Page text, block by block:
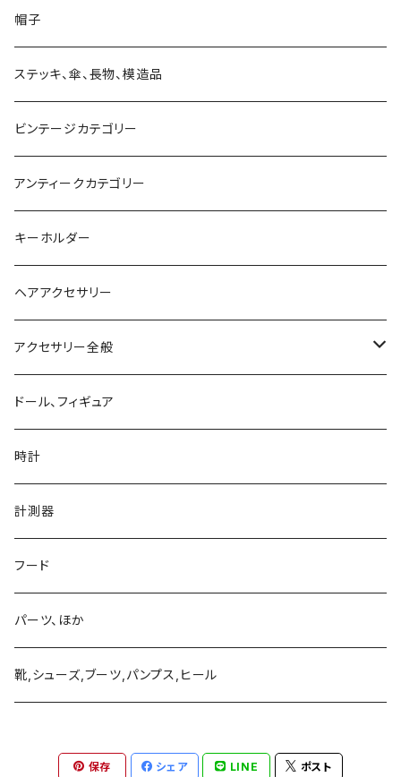
ソックス、レギンス
マフラー、ストール、スカーフ
ベスト
マスク
望遠鏡、単眼鏡、双眼鏡、ルーペ
付けエリ
手首、足首
造形
キャンドルスタンド
財布
バッグ
帽子
ステッキ、傘、長物、模造品
ビンテージカテゴリー
アンティークカテゴリー
キーホルダー
ヘアアクセサリー
アクセサリー全般
シルバーアクセサリー
ネックレス、ペンダント
ブレスレット、バングル
真鍮、銅、ニッケル、非鉄金属アクセサリー
ネックレス、ペンダント
ブレスレット、バングル
アクリル、レジン、ガラス、その他
ネックレス、ペンダント
ブレスレット、バングル
革製品
ネックレス、ペンダント
ブレスレット、バングル
ブローチ、バッチ
ネクタイピンほか
ドール、フィギュア
時計
計測器
フード
パーツ、ほか
靴,シューズ,ブーツ,パンプス,ヒール
保存 シェア LINE ポスト